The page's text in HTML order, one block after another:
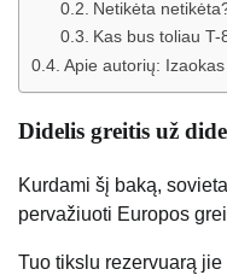
Netikėta
Kas bus toliau
Apie autorių:
Didelis greitis už
Kurdami šį baką,
pervažiuoti Europos
Tuo tikslu rezervuarą